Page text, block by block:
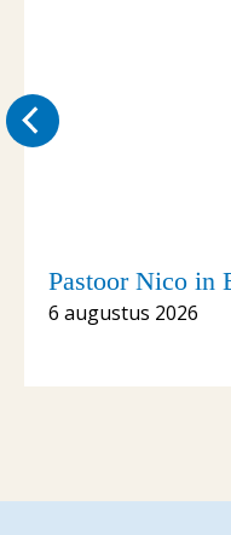
Pastoor Nico in
6 augustus 2026